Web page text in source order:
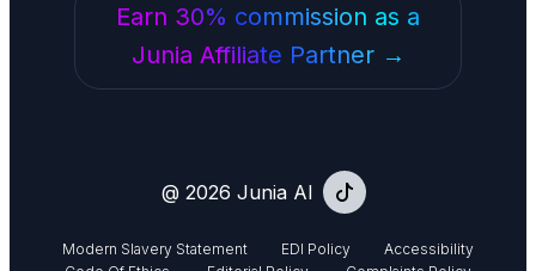
Earn 30% commission as a
Junia Affiliate Partner →
@ 2026 Junia AI
Modern Slavery Statement EDI Policy
Accessibility